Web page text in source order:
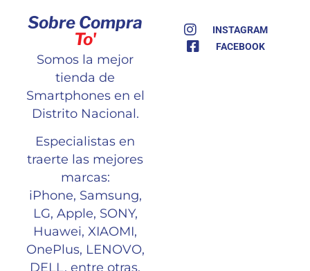
Sobre Compra
To'
Somos la mejor
tienda de
Smartphones en el
Distrito Nacional.
Especialistas en
traerte las mejores
marcas:
iPhone, Samsung,
LG, Apple, SONY,
Huawei, XIAOMI,
OnePlus, LENOVO,
DELL, entre otras.
INSTAGRAM
FACEBOOK